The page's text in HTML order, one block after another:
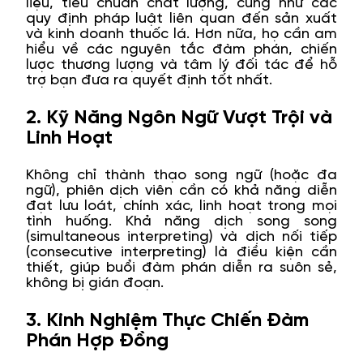
liệu, tiêu chuẩn chất lượng, cũng như các
quy định pháp luật liên quan đến sản xuất
và kinh doanh thuốc lá. Hơn nữa, họ cần am
hiểu về các nguyên tắc đàm phán, chiến
lược thương lượng và tâm lý đối tác để hỗ
trợ bạn đưa ra quyết định tốt nhất.
2. Kỹ Năng Ngôn Ngữ Vượt Trội và
Linh Hoạt
Không chỉ thành thạo song ngữ (hoặc đa
ngữ), phiên dịch viên cần có khả năng diễn
đạt lưu loát, chính xác, linh hoạt trong mọi
tình huống. Khả năng dịch song song
(simultaneous interpreting) và dịch nối tiếp
(consecutive interpreting) là điều kiện cần
thiết, giúp buổi đàm phán diễn ra suôn sẻ,
không bị gián đoạn.
3. Kinh Nghiệm Thực Chiến Đàm
Phán Hợp Đồng